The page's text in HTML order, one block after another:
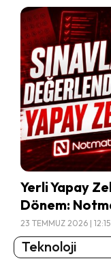
Yerli Yapay
Dönem:
23 TEMMUZ 2026 | 12:15
Teknoloji